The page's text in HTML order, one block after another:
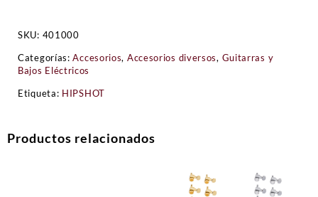
SKU: 401000
Categorías:Accesorios, Accesorios diversos, Guitarras y
Bajos Eléctricos
Etiqueta: HIPSHOT
Productos relacionados